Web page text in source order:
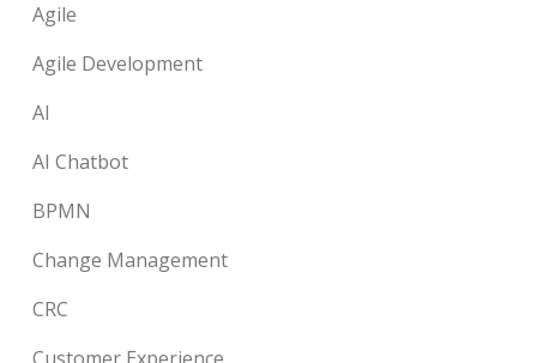
Agile
Agile Development
AI
AI Chatbot
BPMN
Change Management
CRC